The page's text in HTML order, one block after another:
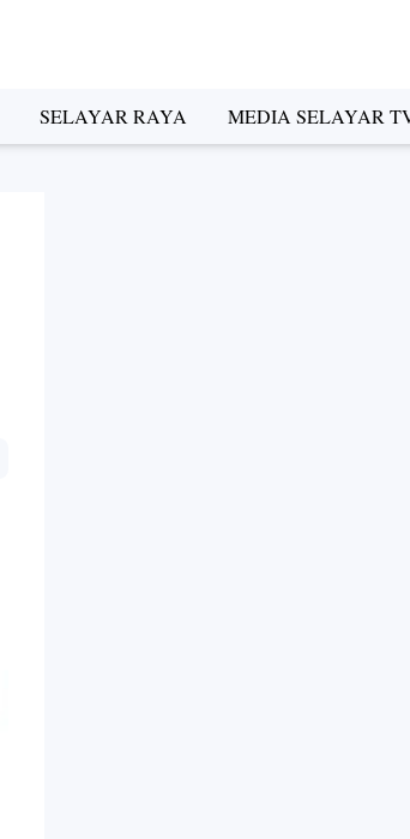
SELAYAR RAYA MEDIA SELAYAR